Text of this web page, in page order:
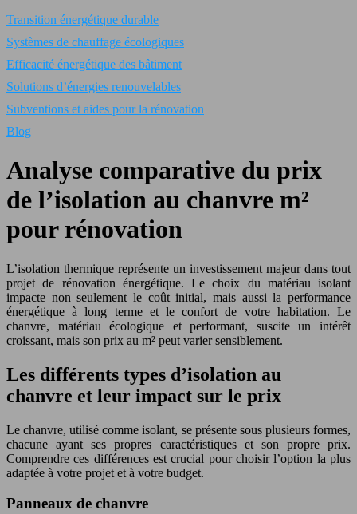
Transition énergétique durable
Systèmes de chauffage écologiques
Efficacité énergétique des bâtiment
Solutions d’énergies renouvelables
Subventions et aides pour la rénovation
Blog
Analyse comparative du prix
de l’isolation au chanvre m²
pour rénovation
L’isolation thermique représente un investissement majeur dans tout
projet de rénovation énergétique. Le choix du matériau isolant
impacte non seulement le coût initial, mais aussi la performance
énergétique à long terme et le confort de votre habitation. Le
chanvre, matériau écologique et performant, suscite un intérêt
croissant, mais son prix au m² peut varier sensiblement.
Les différents types d’isolation au
chanvre et leur impact sur le prix
Le chanvre, utilisé comme isolant, se présente sous plusieurs formes,
chacune ayant ses propres caractéristiques et son propre prix.
Comprendre ces différences est crucial pour choisir l’option la plus
adaptée à votre projet et à votre budget.
Panneaux de chanvre